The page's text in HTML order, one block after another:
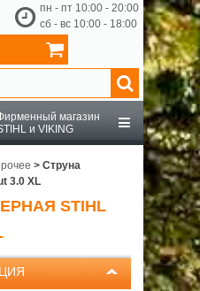
пн - пт 10:00 - 20:00
сб - вс 10:00 - 18:00
магазин
и VIKING
> Струна
3.0 XL
STIHL